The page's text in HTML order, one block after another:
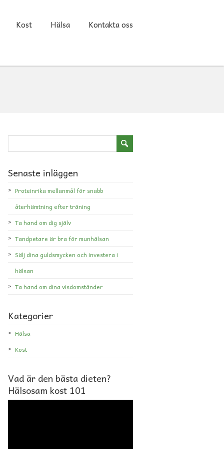
Kost Hälsa Kontakta oss
Senaste inläggen
Proteinrika mellanmål för snabb
återhämtning efter träning
Ta hand om dig själv
Tandpetare är bra för munhälsan
Sälj dina guldsmycken och investera i
hälsan
Ta hand om dina visdomständer
Kategorier
Hälsa
Kost
Vad är den bästa dieten?
Hälsosam kost 101